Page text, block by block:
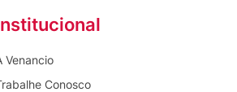
Venancio
Conosco